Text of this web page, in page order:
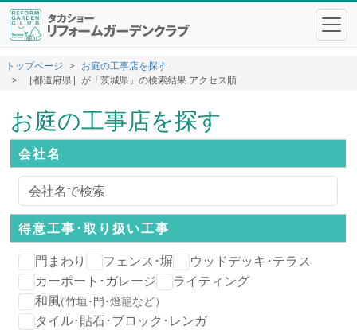
トップページ
お庭の工事店を探す
［都道府県］が「茨城県」の検索結果 アクセス順
お庭の工事店を探す
会社名
得意工事･取り扱い工事
門まわり
フェンス･塀
ウッドデッキ･テラス
カーポート･ガレージ
ライティング
和風（竹垣･門･燈籠など）
タイル･貼石･ブロック･レンガ